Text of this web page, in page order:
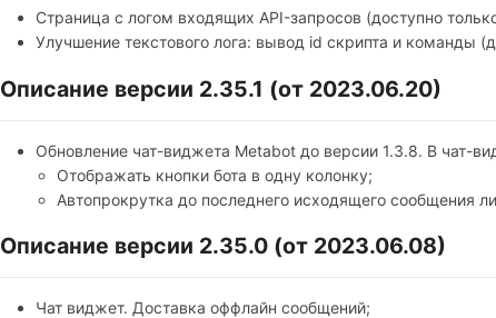
Страница с логом входящих API-запросов (доступно
Улучшение текстового лога: вывод id скрипта и команды
Описание версии 2.35.1 (от 2023.06.20)
Обновление чат-виджета Metabot до версии 1.3.8. В чат-
Отображать кнопки бота в одну колонку;
Автопрокрутка до последнего исходящего сообщения
Описание версии 2.35.0 (от 2023.06.08)
Чат виджет. Доставка оффлайн сообщений;